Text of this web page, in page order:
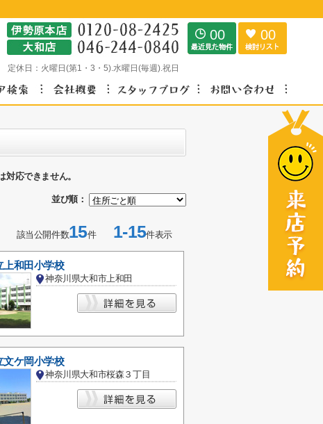
定休日： 火曜日(第1・3・5).水曜日(毎週).祝日
00 00
応できません。
並び順：
該当公開件数15件1-15件表示
上和田小学校
神奈川県大和市上和田
文ケ岡小学校
神奈川県大和市桜森３丁目